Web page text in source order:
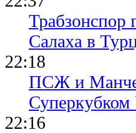
Трабзонспор
Салаха в
22:18
ПСЖ и
22:16